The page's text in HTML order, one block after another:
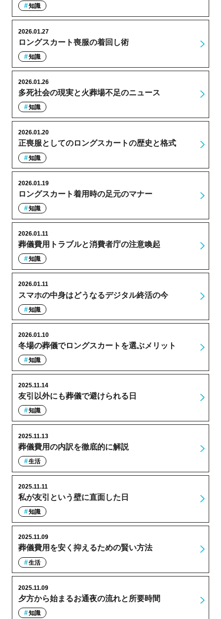
知識
ロングスカート喪服の着回し術
2026.01.27
知識
多死社会の現実と火葬場不足のニュース
2026.01.26
知識
正喪服としてのロングスカートの歴史と格式
2026.01.20
知識
ロングスカート着用時の足元のマナー
2026.01.19
知識
葬儀費用トラブルと消費者庁の注意喚起
2026.01.11
知識
スマホの中身はどうなるデジタル終活の今
2026.01.11
知識
冬場の葬儀でロングスカートを選ぶメリット
2026.01.10
知識
友引以外にも葬儀で避けられる日
2025.11.14
知識
葬儀費用の内訳を徹底的に解説
2025.11.13
生活
私が友引という壁に直面した日
2025.11.11
知識
葬儀費用を安く抑えるための賢い方法
2025.11.09
生活
夕方から始まるお通夜の流れと所要時間
2025.11.09
知識